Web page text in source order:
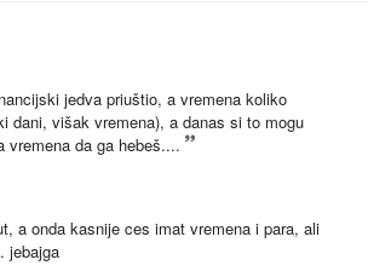
jedva priuštio, a vremena koliko
dani, višak vremena), a danas si to mogu
vremena da ga hebeš....
a onda kasnije ces imat vremena i para, ali
jebajga